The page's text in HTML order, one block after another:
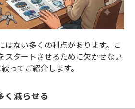
はない多くの利点があります。こ
スタートさせるために欠かせない
ってご紹介します。
く減らせる